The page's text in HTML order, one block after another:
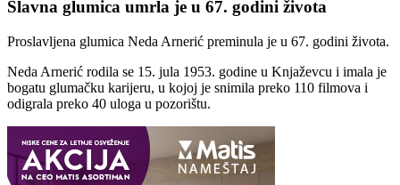
Slavna glumica umrla je u 67. godini života
Proslavljena glumica Neda Arnerić preminula je u 67. godini života.
Neda Arnerić rodila se 15. jula 1953. godine u Knjaževcu i imala je
bogatu glumačku karijeru, u kojoj je snimila preko 110 filmova i
odigrala preko 40 uloga u pozorištu.